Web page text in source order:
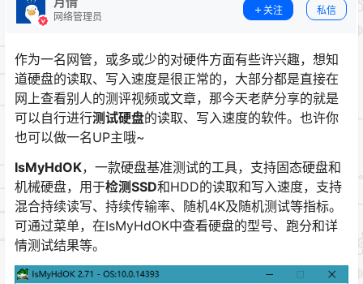
网络管理员
关注 私信
作为一名网管，或多或少的对硬件方面有些许兴趣，想知
道硬盘的读取、写入速度是很正常的，大部分都是直接在
网上查看别人的测评视频或文章，那今天老萨分享的就是
可以自行进行测试硬盘的读取、写入速度的软件。也许你
也可以做一名UP主哦~
IsMyHdOK，一款硬盘基准测试的工具，支持固态硬盘和
机械硬盘，用于检测SSD和HDD的读取和写入速度，支持
混合持续读写、持续传输率、随机4K及随机测试等指标。
可通过菜单，在IsMyHdOK中查看硬盘的型号、跑分和详
情测试结果等。